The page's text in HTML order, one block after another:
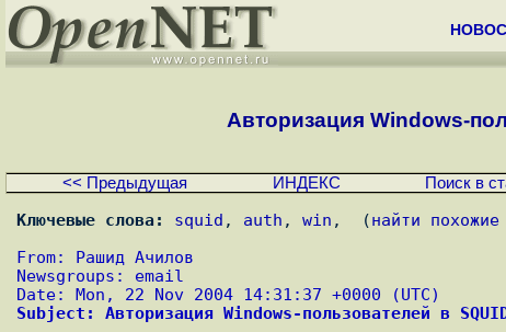
Авторизация Windows-
<< Предыдущая ИНДЕКС Поиск в
Ключевые слова: squid , auth , win ,  (найти похожие
From: Рашид Ачилов
Newsgroups: email
Date: Mon, 22 Nov 2004 14:31:37 +0000 (UTC)
Subject: Авторизация Windows-пользователей в